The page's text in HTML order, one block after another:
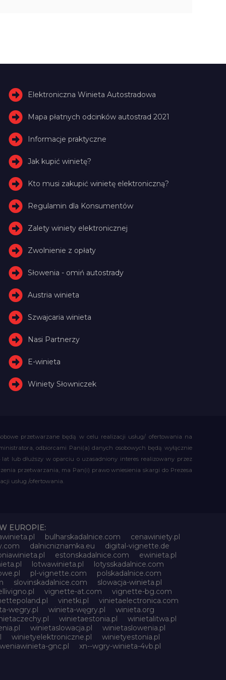
Elektroniczna Winieta Autostradowa
Mapa płatnych odcinków autostrad 2021
Informacje praktyczne
Jak kupić winietę?
Kto musi zakupić winietę elektroniczną?
Regulamin dla Konsumentów
Zalety winiety elektronicznej
Zwolnienie z opłaty
Słowenia - omiń autostrady
Austria winieta
Szwajcaria winieta
Nasi Partnerzy
E-winieta
Winiety Słowniczek
przetwarzane będą w celu realizacji usług/ ofertowania na
odbiorcami Pani(a) danych osobowych będą wyłącznie
lub dłuższy w oparciu o uzasadniony interes realizowany przez
przetwarzania, ma Pan(i) prawo wniesienia skargi do Prezesa
usług /ofertowania.
EUROPIE:
bulharskadalnice.com
cenawiniety.pl
dalnicniznamka.eu
digital-vignette.de
estonskadalnice.com
ewinieta.pl
lotwawinieta.pl
lotysskadalnice.com
pl-vignette.com
polskadalnice.com
slovinskadalnice.com
slowacja-winieta.pl
vignette-at.com
vignette-bg.com
vinetki.pl
vinietaelectronica.com
wegry.pl winieta-węgry.pl
winieta.org
winietaestonia.pl
winietalitwa.pl
winietaslowacja.pl
winietaslowenia.pl
winietyelektroniczne.pl
winietyestonia.pl
gnc.pl
xn--wgry-winieta-4vb.pl